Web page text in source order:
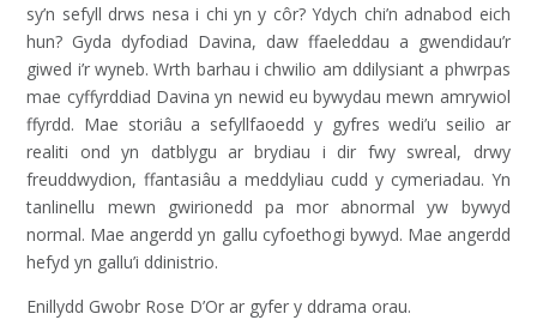
sy’n sefyll drws nesa i chi yn y côr? Ydych chi’n adnabod eich
hun? Gyda dyfodiad Davina, daw ffaeleddau a gwendidau’r
giwed i’r wyneb. Wrth barhau i chwilio am ddilysiant a phwrpas
mae cyffyrddiad Davina yn newid eu bywydau mewn amrywiol
ffyrdd. Mae storiâu a sefyllfaoedd y gyfres wedi’u seilio ar
realiti ond yn datblygu ar brydiau i dir fwy swreal, drwy
freuddwydion, ffantasiâu a meddyliau cudd y cymeriadau. Yn
tanlinellu mewn gwirionedd pa mor abnormal yw bywyd
normal. Mae angerdd yn gallu cyfoethogi bywyd. Mae angerdd
hefyd yn gallu’i ddinistrio.
Enillydd Gwobr Rose D’Or ar gyfer y ddrama orau.